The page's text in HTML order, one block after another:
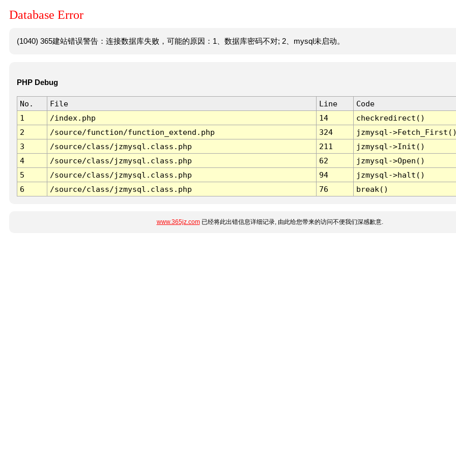
Database Error
(1040) 365建站错误警告：连接数据库失败，可能的原因：1、数据库密码不对; 2、mysql未启动。
PHP Debug
No. File Line
Code
1
/index.php 14
checkredirect()
2
/source/function/function_extend.php 324
jzmysql-
3
/source/class/jzmysql.class.php 211
jzmysql->Init()
4
/source/class/jzmysql.class.php 62
jzmysql->Open()
5
/source/class/jzmysql.class.php 94
jzmysql->halt()
6
/source/class/jzmysql.class.php 76 break()
www.365jz.com已经将此出错信息详细记录, 由此给您带来的访问不便我们深感歉意.